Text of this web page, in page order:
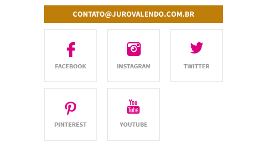
CONTATO@JUROVALENDO.COM.BR